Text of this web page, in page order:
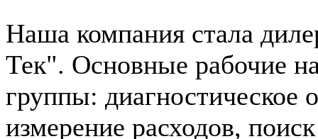
Наша компания стала
Тек". Основные рабочие
группы: диагностическое
измерение расходов,